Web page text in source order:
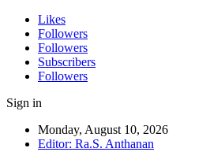
Likes
Followers
Followers
Subscribers
Followers
Sign in
Monday, August 10, 2026
Editor: Ra.S. Anthanan